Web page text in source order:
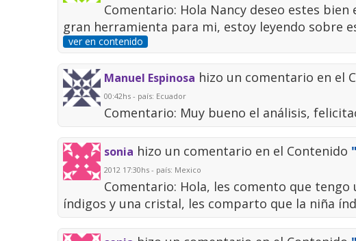
Comentario: Hola Nancy deseo estes
gran herramienta para mi, estoy leyendo sobre
ver en contenido
Manuel Espinosa hizo un comentario en el
00:42hs - país: Ecuador
Comentario: Muy bueno el análisis,
sonia hizo un comentario en el Contenido
2012 17:30hs - país: Mexico
Comentario: Hola, les comento que
índigos y una cristal, les comparto que la niña